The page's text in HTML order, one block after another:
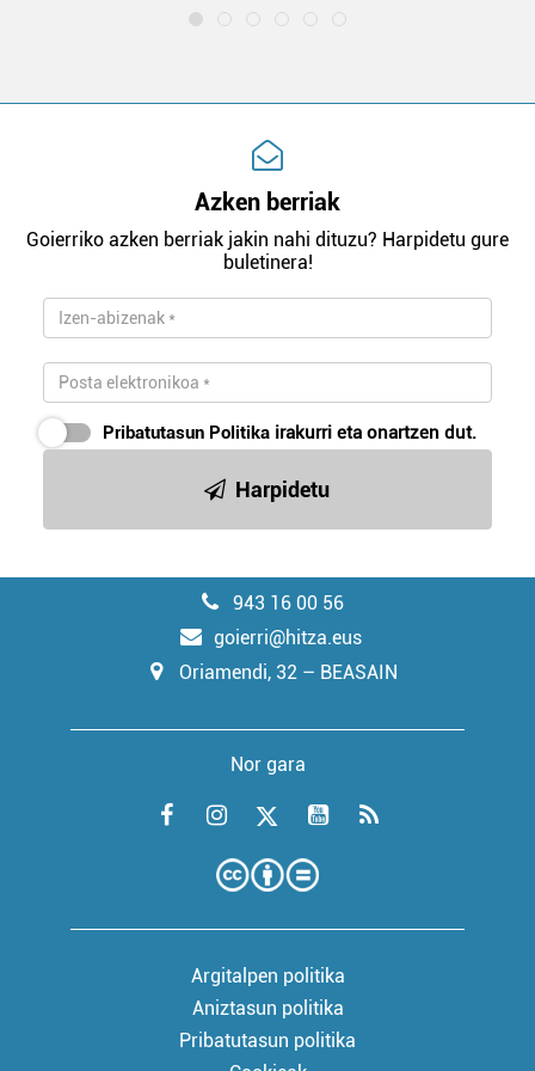
Azken berriak
Goierriko azken berriak jakin nahi dituzu? Harpidetu gure
buletinera!
Pribatutasun Politika irakurri eta onartzen dut.
Harpidetu
943 16 00 56
goierri@hitza.eus
Oriamendi, 32 – BEASAIN
Nor gara
Argitalpen politika
Aniztasun politika
Pribatutasun politika